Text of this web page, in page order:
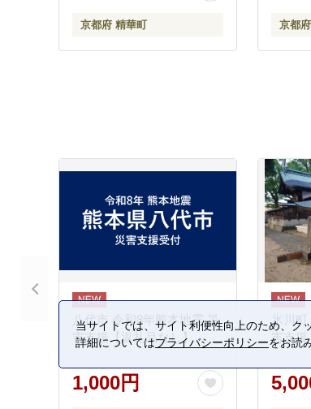
京都府 精華町 京都
八代市 令和8年熊本地震 災
害支援【返礼品なし】
1,000円
氷川町
害支援
当サイトでは、サイト利便性向上のため、ク
詳細についてはプライバシーポリシーをお読